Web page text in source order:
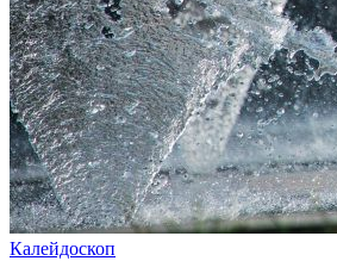
Калейдоскоп